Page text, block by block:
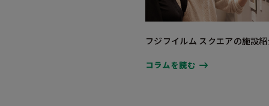
フジフイルム スクエアの施設
コラムを読む